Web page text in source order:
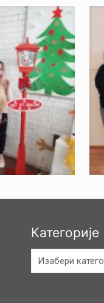
Категорије
Категорије